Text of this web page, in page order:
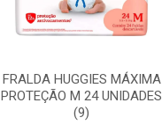
FRALDA HUGGIES MÁXIMA
PROTEÇÃO M 24 UNIDADES
(9)